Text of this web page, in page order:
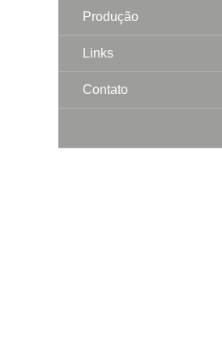
Produção
Links
Contato